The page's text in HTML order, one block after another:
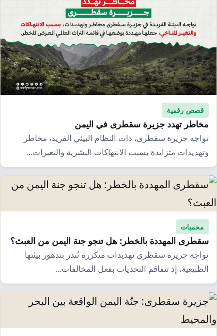
قصص رقمية
مخاطر تهدد جزيرة سقطرى في اليمن
تواجه جزيرة سقطرى، ذات النظام البيئي الفريد، مخاطر
وتهديدات متزايدة بسبب الانتهاكات البشرية والتغيرات…
محميات
سقطرى المهددة بالخطر: هل تنجو جنة اليمن من العبث؟
تواجه جزيرة سقطرى تهديدات متكررة تُنذر بتدهور بيئتها
الطبيعية، إذ تتفاقم التحديات بفعل المخالفات…